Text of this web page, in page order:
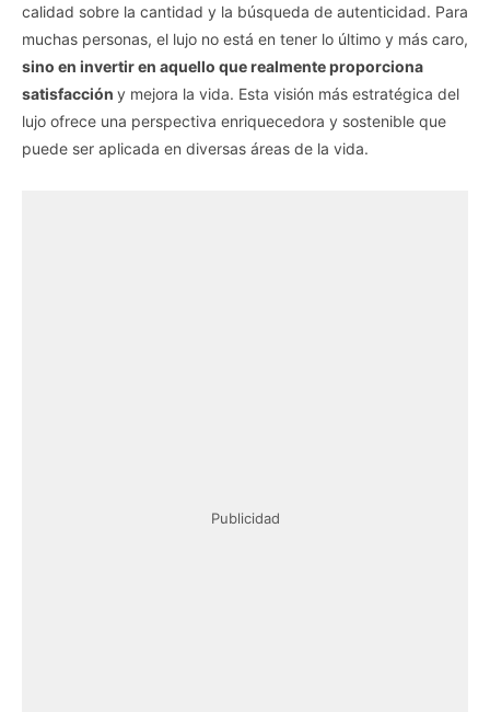
calidad sobre la cantidad y la búsqueda de autenticidad. Para
muchas personas, el lujo no está en tener lo último y más caro,
sino en invertir en aquello que realmente proporciona
satisfacción y mejora la vida. Esta visión más estratégica del
lujo ofrece una perspectiva enriquecedora y sostenible que
puede ser aplicada en diversas áreas de la vida.
Publicidad